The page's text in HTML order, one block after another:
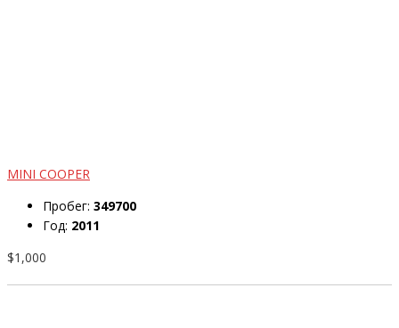
MINI COOPER
Пробег: 349700
Год: 2011
$1,000